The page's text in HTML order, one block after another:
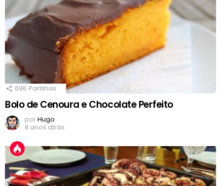
696 Partilhas
Bolo de Cenoura e Chocolate Perfeito
porHugo
8 anos atrás